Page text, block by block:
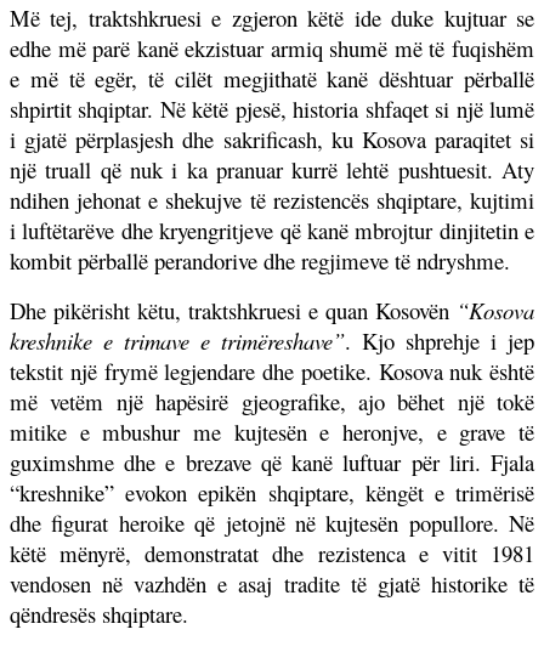
Më tej, traktshkruesi e zgjeron këtë ide duke kujtuar se
edhe më parë kanë ekzistuar armiq shumë më të fuqishëm
e më të egër, të cilët megjithatë kanë dështuar përballë
shpirtit shqiptar. Në këtë pjesë, historia shfaqet si një lumë
i gjatë përplasjesh dhe sakrificash, ku Kosova paraqitet si
një truall që nuk i ka pranuar kurrë lehtë pushtuesit. Aty
ndihen jehonat e shekujve të rezistencës shqiptare, kujtimi
i luftëtarëve dhe kryengritjeve që kanë mbrojtur dinjitetin e
kombit përballë perandorive dhe regjimeve të ndryshme.
Dhe pikërisht këtu, traktshkruesi e quan Kosovën “Kosova
kreshnike e trimave e trimëreshave”. Kjo shprehje i jep
tekstit një frymë legjendare dhe poetike. Kosova nuk është
më vetëm një hapësirë gjeografike, ajo bëhet një tokë
mitike e mbushur me kujtesën e heronjve, e grave të
guximshme dhe e brezave që kanë luftuar për liri. Fjala
“kreshnike” evokon epikën shqiptare, këngët e trimërisë
dhe figurat heroike që jetojnë në kujtesën popullore. Në
këtë mënyrë, demonstratat dhe rezistenca e vitit 1981
vendosen në vazhdën e asaj tradite të gjatë historike të
qëndresës shqiptare.